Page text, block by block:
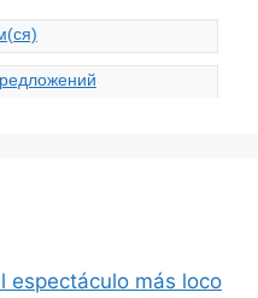
espectáculo más loco